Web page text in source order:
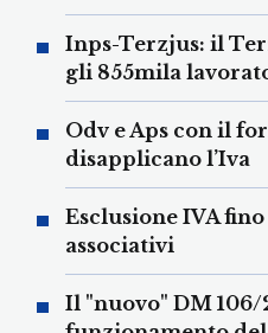
Inps-Terzjus: il
gli 855mila
Odv e Aps con il
disapplicano l’Iva
Esclusione IVA
associativi
Il "nuovo" DM 106/